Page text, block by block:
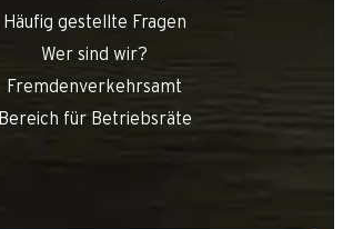
Häufig gestellte Fragen
Wer sind wir?
Fremdenverkehrsamt
Bereich für Betriebsräte